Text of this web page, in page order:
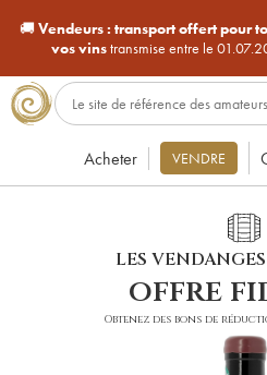
🚚Vendeurs : transport offert pour
vos vinstransmise entre le
Acheter VENDRE
LES
offre
Obtenez des bons de